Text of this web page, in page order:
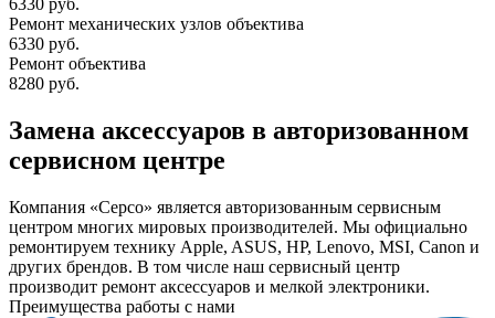
6330 руб.
Ремонт механических узлов объектива
6330 руб.
Ремонт объектива
8280 руб.
Замена аксессуаров в авторизованном
сервисном центре
Компания «Серсо» является авторизованным сервисным
центром многих мировых производителей. Мы официально
ремонтируем технику Apple, ASUS, HP, Lenovo, MSI, Canon и
других брендов. В том числе наш сервисный центр
производит ремонт аксессуаров и мелкой электроники.
Преимущества работы с нами